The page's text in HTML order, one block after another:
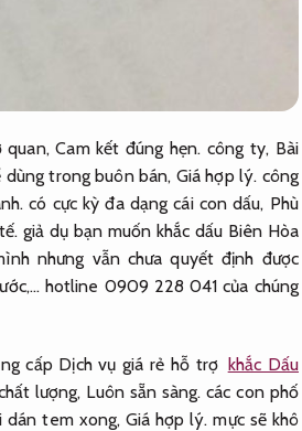
quan,Cam kết đúng hẹn. công ty, Bài
trong buôn bán, Giá hợp lý. công
có cực kỳ đa dạng cái con dấu, Phù
giả dụ bạn muốn khắc dấu Biên Hòa
nhưng vẫn chưa quyết định được
hotline 0909 228 041 của chúng
cấp Dịch vụ giá rẻ hỗ trợ khắc Dấu
lượng, Luôn sẵn sàng. các con phố
dán tem xong, Giá hợp lý. mực sẽ khô